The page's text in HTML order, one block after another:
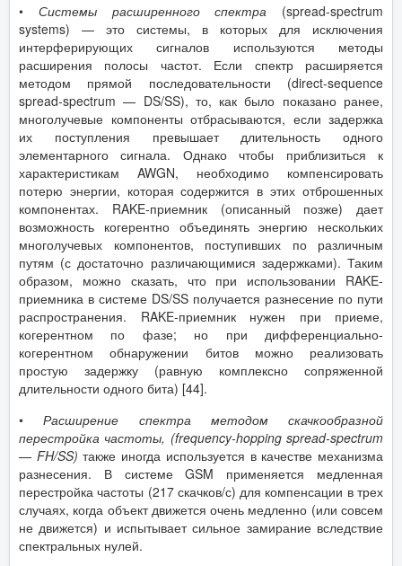
• Системы расширенного спектра (spread-spectrum
systems) — это системы, в которых для исключения
интерферирующих сигналов используются методы
расширения полосы частот. Если спектр расширяется
методом прямой последовательности (direct-sequence
spread-spectrum — DS/SS), то, как было показано ранее,
многолучевые компоненты отбрасываются, если задержка
их поступления превышает длительность одного
элементарного сигнала. Однако чтобы приблизиться к
характеристикам AWGN, необходимо компенсировать
потерю энергии, которая содержится в этих отброшенных
компонентах. RAKE-приемник (описанный позже) дает
возможность когерентно объединять энергию нескольких
многолучевых компонентов, поступивших по различным
путям (с достаточно различающимися задержками). Таким
образом, можно сказать, что при использовании RAKE-
приемника в системе DS/SS получается разнесение по пути
распространения. RAKE-приемник нужен при приеме,
когерентном по фазе; но при дифференциально-
когерентном обнаружении битов можно реализовать
простую задержку (равную комплексно сопряженной
длительности одного бита) [44].
•Расширение спектра методом скачкообразной
перестройка частоты, (frequency-hopping spread-spectrum
— FH/SS)также иногда используется в качестве механизма
разнесения. В системе GSM применяется медленная
перестройка частоты (217 скачков/с) для компенсации в трех
случаях, когда объект движется очень медленно (или совсем
не движется) и испытывает сильное замирание вследствие
спектральных нулей.